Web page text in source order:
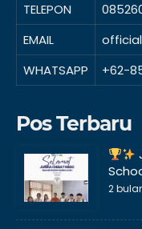
TELEPON
EMAIL
WHATSAPP
+62-
Pos Terbaru
2